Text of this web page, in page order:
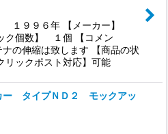
９９６年 【メーカー】
ク個数】 １個 【コメン
伸縮は致します 【商品の状
ックポスト対応】可能
ー タイプＮＤ２ モックアッ